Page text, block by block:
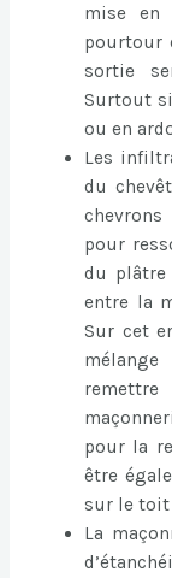
mise en
pourtour
sortie
Surtout
ou en
Les
du
pour
du plâtre
entre la
Sur cet
pour la
être
sur le toit
La